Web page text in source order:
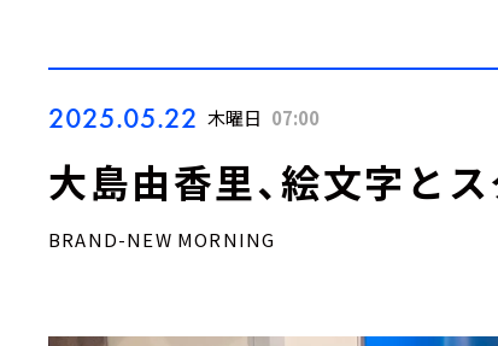
2025.05.22 木曜日 07:00
大島由香里、絵文字と
BRAND-NEW MORNING